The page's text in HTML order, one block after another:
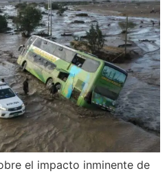
el impacto inminente de